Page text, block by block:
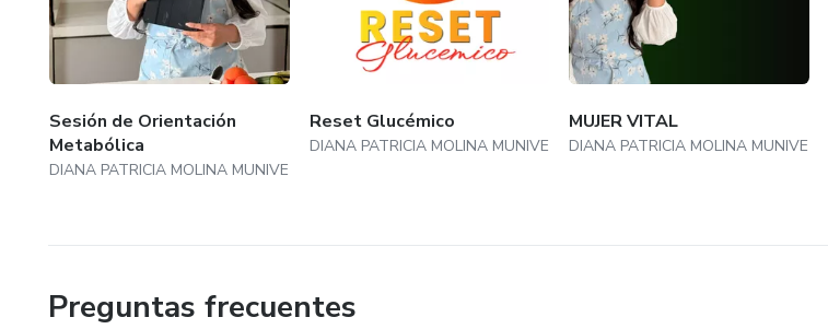
Sesión de Orientación
Metabólica
DIANA PATRICIA MOLINA MUNIVE
Reset Glucémico
DIANA PATRICIA MOLINA MUNIVE
MUJER VITAL
DIANA PATRICIA MOLINA MUNIVE
Preguntas frecuentes